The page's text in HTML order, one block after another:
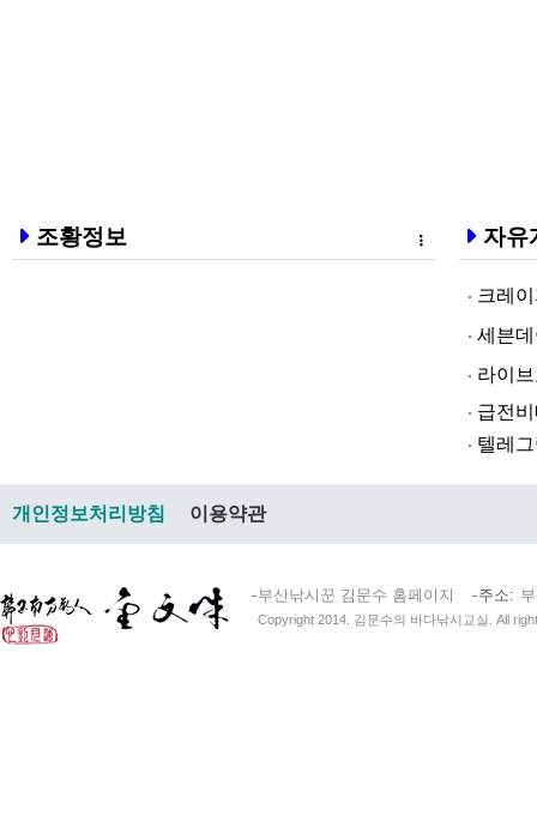
조황정보 자유
크레이지
세븐데이
라­이브토­
급전비대면
텔레그램
개인정보처리방침 이용약관
부산낚시꾼 김문수 홈페이지 주소
Copyright 2014. 김문수의 바다낚시교실. All